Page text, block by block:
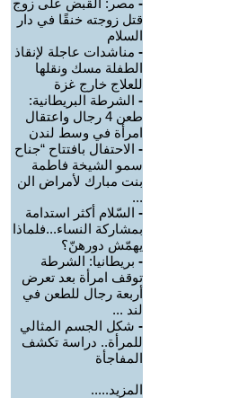
- مصر: القبض على زوج
قتل زوجته خنقًا في دار
السلام
- مناشدات عاجلة لإنقاذ
الطفلة مسك ونقلها
للعلاج خارج غزة
- الشرطة البريطانية:
طعن 4 رجال واعتقال
امرأة في وسط لندن
- الاحتفال بافتتاح “جناح
سمو الشيخة فاطمة
بنت مبارك لأمراض الن
...
- السّلام أكثر استدامة
بمشاركة النساء...فلماذا
يهمّش دورهنّ؟
- بريطانيا: الشرطة
توقف امرأة بعد تعرض
أربعة رجال للطعن في
لند ...
- شكل الجسم المثالي
للمرأة.. دراسة تكشف
المفاجأة
المزيد.....